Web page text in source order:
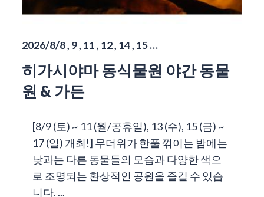
2026/8/8 , 9 , 11 , 12 , 14 , 15 …
히가시야마 동식물원 야간 동물
원 & 가든
[8/9 (토) ~ 11 (월/공휴일), 13 (수), 15 (금) ~
17 (일) 개최!] 무더위가 한풀 꺾이는 밤에는
낮과는 다른 동물들의 모습과 다양한 색으
로 조명되는 환상적인 공원을 즐길 수 있습
니다. ...